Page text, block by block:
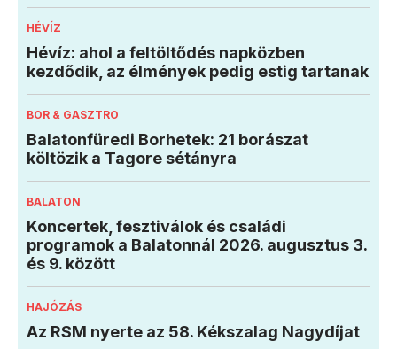
HÉVÍZ
Hévíz: ahol a feltöltődés napközben
kezdődik, az élmények pedig estig tartanak
BOR & GASZTRO
Balatonfüredi Borhetek: 21 borászat
költözik a Tagore sétányra
BALATON
Koncertek, fesztiválok és családi
programok a Balatonnál 2026. augusztus 3.
és 9. között
HAJÓZÁS
Az RSM nyerte az 58. Kékszalag Nagydíjat